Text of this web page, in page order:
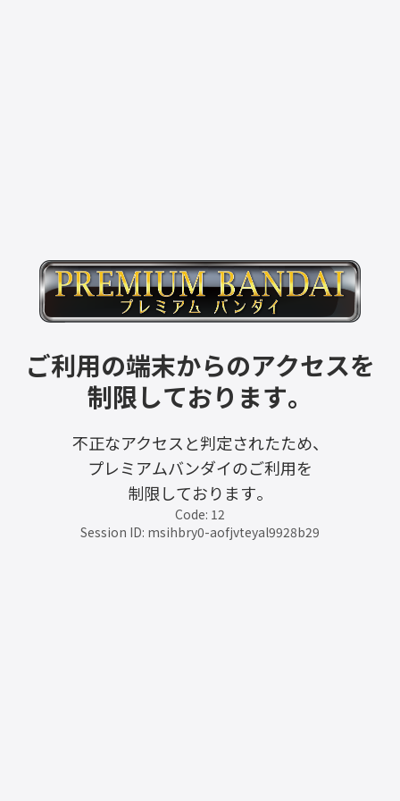
ご利用の端末からのアクセスを
制限しております。
不正なアクセスと判定されたため、
プレミアムバンダイのご利用を
制限しております。
Code: 12
Session ID: msihbry0-aofjvteyal9928b29